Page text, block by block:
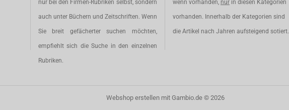
nur bei den Firmen-Rubriken selbst, sondern
auch unter Büchern und Zeitschriften. Wenn
Sie breit gefächerter suchen möchten,
empfiehlt sich die Suche in den einzelnen
Rubriken.
wenn vorhanden, nur in diesen Kategorien
vorhanden. Innerhalb der Kategorien sind
die Artikel nach Jahren aufsteigend sotiert.
Webshop erstellenmit Gambio.de © 2026